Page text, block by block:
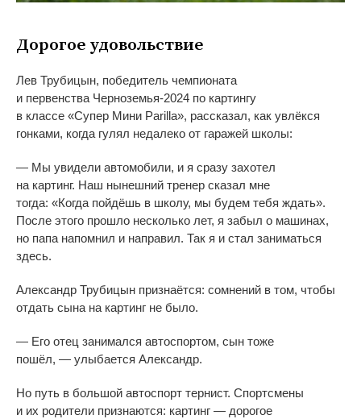
Дорогое удовольствие
Лев Трубицын, победитель чемпионата
и первенства Черноземья-2024 по картингу
в классе «Супер Мини Parilla», рассказал, как увлёкся
гонками, когда гулял недалеко от гаражей школы:
— Мы увидели автомобили, и я сразу захотел
на картинг. Наш нынешний тренер сказал мне
тогда: «Когда пойдёшь в школу, мы будем тебя ждать».
После этого прошло несколько лет, я забыл о машинах,
но папа напомнил и направил. Так я и стал заниматься
здесь.
Александр Трубицын признаётся: сомнений в том, чтобы
отдать сына на картинг не было.
— Его отец занимался автоспортом, сын тоже
пошёл, — улыбается Александр.
Но путь в большой автоспорт тернист. Спортсмены
и их родители признаются: картинг — дорогое